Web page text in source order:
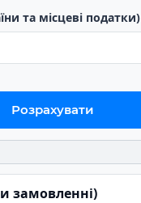
та місцеві податки)
Розрахувати
замовленні)